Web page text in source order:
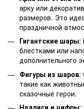
арку или
размеров. Это
праздничной
Гигантские шары:
блестками или
дополнительного
Фигуры из шаров:
такие как
сказочные герои.
Надписи и цифры: